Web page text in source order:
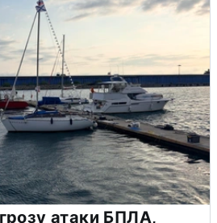
атаки БПЛА,